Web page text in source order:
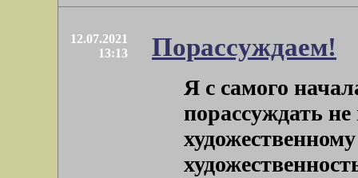
12.07.2021
13:13
Порассуждаем!
Я с самого
порассуждать